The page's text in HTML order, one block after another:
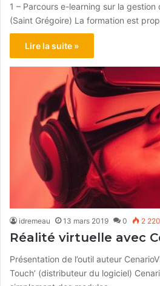
1 – Parcours e-learning sur la
(Saint Grégoire) La formation est
Lire la suite »
idremeau 13 mars 2019 0 2 220
Réalité virtuelle avec
Présentation de l’outil auteur
Touch’ (distributeur du logiciel)